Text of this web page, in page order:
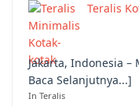
Teralis
Jakarta, Indonesia
Baca Selanjutnya...]
In Teralis